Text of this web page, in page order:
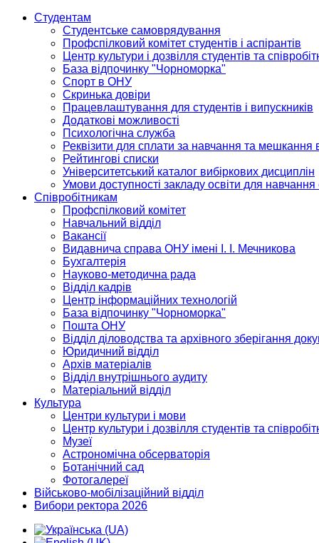
Студентам
Студентське самоврядування
Профспілковий комітет студентів і аспірантів
Центр культури і дозвілля студентів та
База відпочинку "Чорноморка"
Спорт в ОНУ
Скринька довіри
Працевлаштування для студентів і випускників
Додаткові можливості
Психологічна служба
Реквізити для сплати за навчання та мешкання
Рейтингові списки
Університетський каталог вибіркових дисциплін
Умови доступності закладу освіти для
Співробітникам
Профспілковий комітет
Навчальний відділ
Вакансії
Видавнича справа ОНУ імені І. І. Мечникова
Бухгалтерія
Науково-методична рада
Відділ кадрів
Центр інформаційних технологій
База відпочинку "Чорноморка"
Пошта ОНУ
Відділ діловодства та архівного зберігання
Юридичний відділ
Архів матеріалів
Відділ внутрішнього аудиту
Матеріальний відділ
Культура
Центри культури і мови
Центр культури і дозвілля студентів та
Музеї
Астрономічна обсерваторія
Ботанічний сад
Фотогалереї
Військово-мобілізаційний відділ
Вибори ректора 2026